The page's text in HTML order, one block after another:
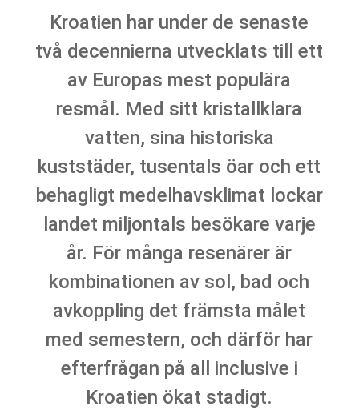
Kroatien har under de senaste
två decennierna utvecklats till ett
av Europas mest populära
resmål. Med sitt kristallklara
vatten, sina historiska
kuststäder, tusentals öar och ett
behagligt medelhavsklimat lockar
landet miljontals besökare varje
år. För många resenärer är
kombinationen av sol, bad och
avkoppling det främsta målet
med semestern, och därför har
efterfrågan på all inclusive i
Kroatien ökat stadigt.